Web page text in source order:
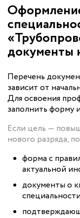
документы
Перечень
зависит от
Для освоения
заполнить форму
Если цель —
нового разряда,
форма с
актуальной
документы о